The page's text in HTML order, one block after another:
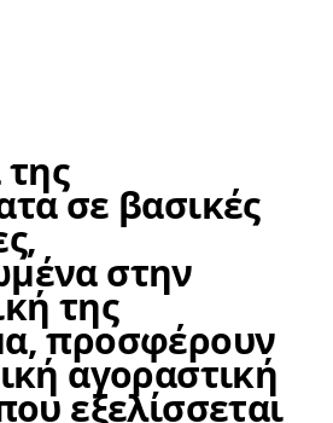
σε βασικές
στην
της
προσφέρουν
αγοραστική
εξελίσσεται